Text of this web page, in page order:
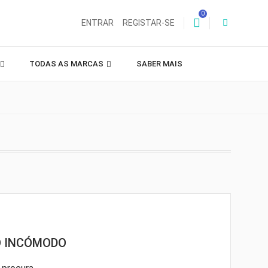
ENTRAR REGISTAR-SE
0
TODAS AS MARCAS SABER MAIS
INCÓMODO